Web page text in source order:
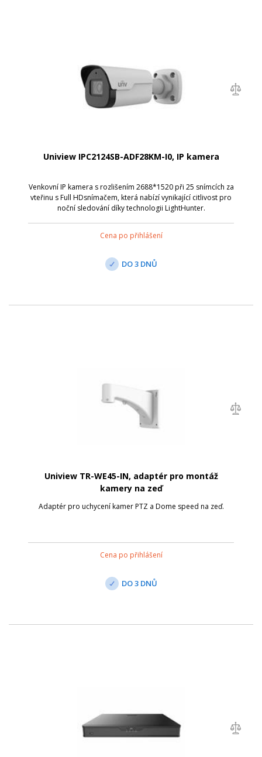
Uniview IPC2124SB-ADF28KM-I0, IP kamera
Venkovní IP kamera s rozlišením 2688*1520 při 25 snímcích za
vteřinu s Full HDsnímačem, která nabízí vynikající citlivost pro
noční sledování díky technologii LightHunter.
Cena po přihlášení
DO 3 DNŮ
Uniview TR-WE45-IN, adaptér pro montáž
kamery na zeď
Adaptér pro uchycení kamer PTZ a Dome speed na zeď.
Cena po přihlášení
DO 3 DNŮ